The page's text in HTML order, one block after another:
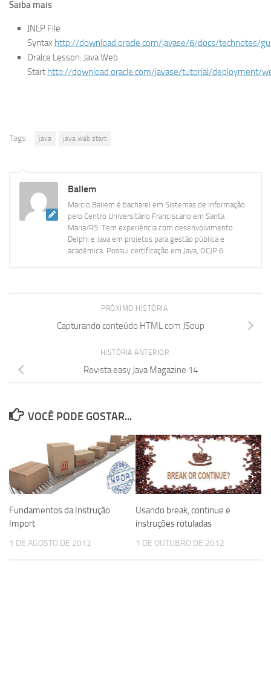
Saiba mais
JNLP File
Syntax http://download.oracle.com/javase/6/docs/technotes/
Oralce Lesson: Java Web
Start http://download.oracle.com/javase/tutorial/deployment/
Tags: java java web start
Ballem
Marcio Ballem é bacharel em Sistemas de Informação
pelo Centro Universitário Franciscano em Santa
Maria/RS. Tem experiência com desenvolvimento
Delphi e Java em projetos para gestão pública e
acadêmica. Possui certificação em Java, OCJP 6.
PRÓXIMO HISTÓRIA
Capturando conteúdo HTML com JSoup
HISTÓRIA ANTERIOR
Revista easy Java Magazine 14
VOCÊ PODE GOSTAR...
Fundamentos da Instrução
Import
1 DE AGOSTO DE 2012
Usando break, continue e
instruções rotuladas
1 DE OUTUBRO DE 2012